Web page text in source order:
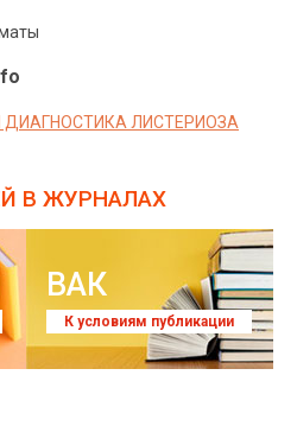
ДИАГНОСТИКА ЛИСТЕРИОЗА
В ЖУРНАЛАХ
ВАК
К условиям публикации